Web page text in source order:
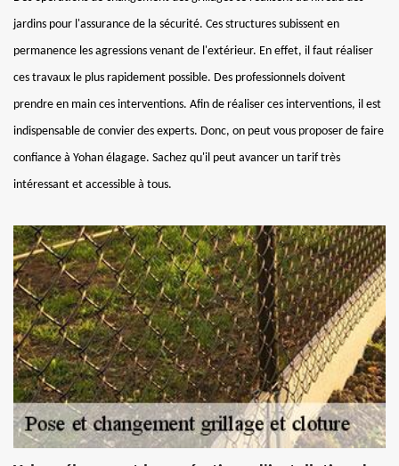
jardins pour l'assurance de la sécurité. Ces structures subissent en
permanence les agressions venant de l'extérieur. En effet, il faut réaliser
ces travaux le plus rapidement possible. Des professionnels doivent
prendre en main ces interventions. Afin de réaliser ces interventions, il est
indispensable de convier des experts. Donc, on peut vous proposer de faire
confiance à Yohan élagage. Sachez qu'il peut avancer un tarif très
intéressant et accessible à tous.